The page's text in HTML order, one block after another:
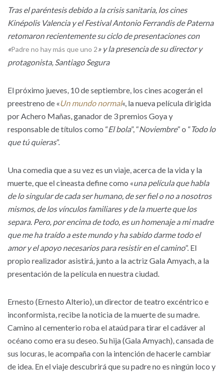
Tras el paréntesis debido a la crisis sanitaria, los cines
Kinépolis Valencia y el Festival Antonio Ferrandis de Paterna
retomaron recientemente su ciclo de presentaciones con
«Padre no hay más que uno 2» y la presencia de su director y
protagonista, Santiago Segura
El próximo jueves, 10 de septiembre, los cines acogerán el
preestreno de «Un mundo normal«, la nueva película dirigida
por Achero Mañas, ganador de 3 premios Goya y
responsable de títulos como “El bola”, “Noviembre” o “Todo lo
que tú quieras”.
Una comedia que a su vez es un viaje, acerca de la vida y la
muerte, que el cineasta define como «una película que habla
de lo singular de cada ser humano, de ser fiel o no a nosotros
mismos, de los vínculos familiares y de la muerte que los
separa. Pero, por encima de todo, es un homenaje a mi madre
que me ha traído a este mundo y ha sabido darme todo el
amor y el apoyo necesarios para resistir en el camino”. El
propio realizador asistirá, junto a la actriz Gala Amyach, a la
presentación de la película en nuestra ciudad.
Ernesto (Ernesto Alterio), un director de teatro excéntrico e
inconformista, recibe la noticia de la muerte de su madre.
Camino al cementerio roba el ataúd para tirar el cadáver al
océano como era su deseo. Su hija (Gala Amyach), cansada de
sus locuras, le acompaña con la intención de hacerle cambiar
de idea. En el viaje descubrirá que su padre no es ningún loco y